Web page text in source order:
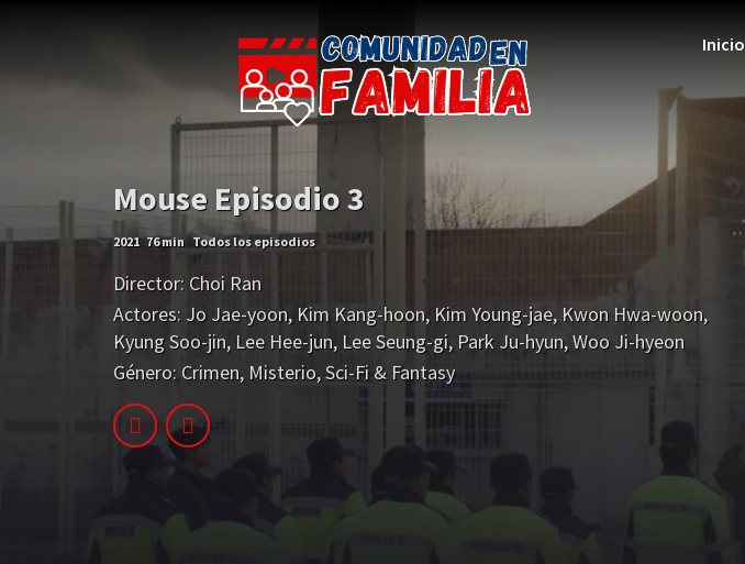
Inicio
Mouse Episodio 3
2021 76 min Todos los episodios
Director: Choi Ran
Actores: Jo Jae-yoon, Kim Kang-hoon, Kim Young-jae, Kwon Hwa-woon,
Kyung Soo-jin, Lee Hee-jun, Lee Seung-gi, Park Ju-hyun,Woo Ji-hyeon
Género: Crimen, Misterio,Sci-Fi & Fantasy